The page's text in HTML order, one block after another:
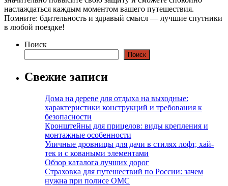
наслаждаться каждым моментом вашего путешествия.
Помните: бдительность и здравый смысл — лучшие спутники
в любой поездке!
Поиск
Поиск
Свежие записи
Дома на дереве для отдыха на выходные:
характеристики конструкций и требования к
безопасности
Кронштейны для прицелов: виды крепления и
монтажные особенности
Уличные дровницы для дачи в стилях лофт, хай-
тек и с коваными элементами
Обзор каталога лучших дорог
Страховка для путешествий по России: зачем
нужна при полисе ОМС